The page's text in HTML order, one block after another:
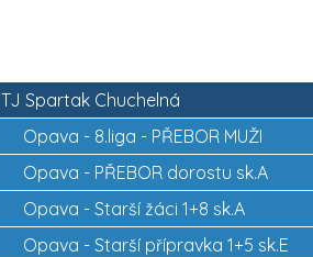
TJ Spartak Chuchelná
Opava - 8.liga - PŘEBOR MUŽI
Opava - PŘEBOR dorostu sk.A
Opava - Starší žáci 1+8 sk.A
Opava - Starší přípravka 1+5 sk.E